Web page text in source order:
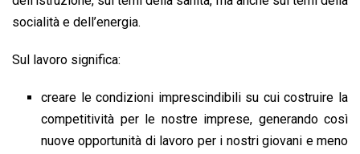
socialità e dell’energia.
Sul lavoro significa:
creare le condizioni imprescindibili su cui costruire la
competitività per le nostre imprese, generando così
nuove opportunità di lavoro per i nostri giovani e meno